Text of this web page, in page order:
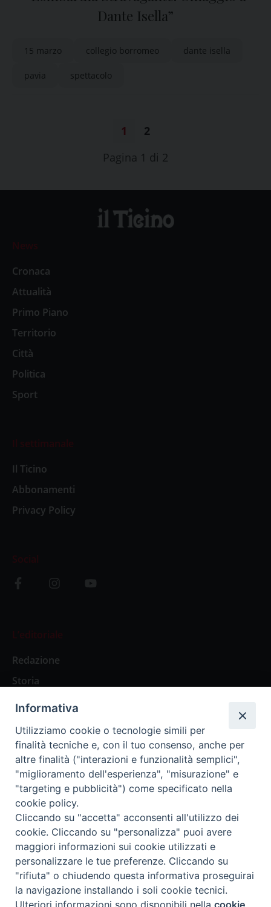
Dante Isella”
15 marzo collegio borromeo dante isella
pavia spettacolo
1
2
Pagina 1 di 2
News
Cronaca
Attualità
Primo Piano
Territorio
Città
Politica
Sport
Il settimanale
Il Ticino
Abbonamenti
Privacy Policy
Social
L’editoriale
Redazione
Storia
Abbonamenti
Abbonamento Annuale Digitale
Abbonamento Annuale Cartaceo
Abbonamento Singola Copia Digitale
Redazione: Pavia, Piazza Duomo 11 - tel. 0382.24736 -
amministrazione@ilticino.it - repossi@ilticino.it - P.
IVA: 00213430184
Informativa
Utilizziamo cookie o tecnologie simili per
finalità tecniche e, con il tuo consenso, anche per
altre finalità ("interazioni e funzionalità semplici",
"miglioramento dell'esperienza", "misurazione" e
"targeting e pubblicità") come specificato nella
cookie policy.
Cliccando su "accetta" acconsenti all'utilizzo dei
cookie. Cliccando su "personalizza" puoi avere
maggiori informazioni sui cookie utilizzati e
personalizzare le tue preferenze. Cliccando su
"rifiuta" o chiudendo questa informativa proseguirai
la navigazione installando i soli cookie tecnici.